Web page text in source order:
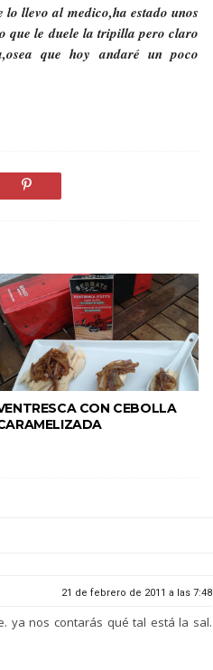
llevo al medico,ha estado unos
que le duele la tripilla pero claro
que hoy andaré un poco
CON CEBOLLA
21 de febrero de 2011 a las 7:48
ya nos contarás qué tal está la sal.